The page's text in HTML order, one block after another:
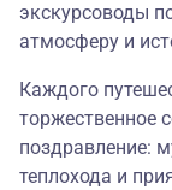
экскурсоводы
атмосферу и
Каждого
торжественное
поздравление:
теплохода и